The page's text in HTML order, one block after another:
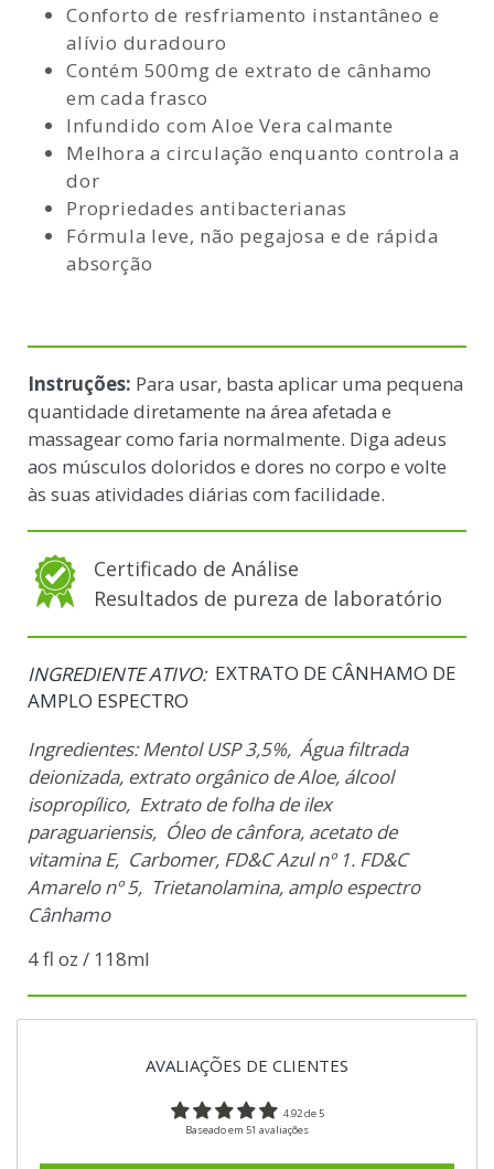
Conforto de resfriamento instantâneo e
alívio duradouro
Contém 500mg de extrato de cânhamo
em cada frasco
Infundido com Aloe Vera calmante
Melhora a circulação enquanto controla a
dor
Propriedades antibacterianas
Fórmula leve, não pegajosa e de rápida
absorção
Instruções: Para usar, basta aplicar uma pequena
quantidade diretamente na área afetada e
massagear como faria normalmente. Diga adeus
aos músculos doloridos e dores no corpo e volte
às suas atividades diárias com facilidade.
Certificado de Análise
Resultados de pureza de laboratório
INGREDIENTE ATIVO:EXTRATO DE CÂNHAMO DE
AMPLO ESPECTRO
Ingredientes: Mentol USP 3,5%, Água filtrada
deionizada, extrato orgânico de Aloe, álcool
isopropílico, Extrato de folha de ilex
paraguariensis, Óleo de cânfora, acetato de
vitamina E, Carbomer, FD&C Azul nº 1. FD&C
Amarelo nº 5, Trietanolamina, amplo espectro
Cânhamo
4 fl oz / 118ml
AVALIAÇÕES DE CLIENTES
4.92 de 5
Baseado em 51 avaliações